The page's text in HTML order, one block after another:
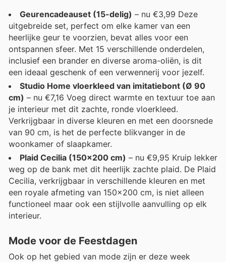
Geurencadeauset (15-delig) – nu €3,99 Deze
uitgebreide set, perfect om elke kamer van een
heerlijke geur te voorzien, bevat alles voor een
ontspannen sfeer. Met 15 verschillende onderdelen,
inclusief een brander en diverse aroma-oliën, is dit
een ideaal geschenk of een verwennerij voor jezelf.
Studio Home vloerkleed van imitatiebont (Ø 90
cm) – nu €7,16 Voeg direct warmte en textuur toe aan
je interieur met dit zachte, ronde vloerkleed.
Verkrijgbaar in diverse kleuren en met een doorsnede
van 90 cm, is het de perfecte blikvanger in de
woonkamer of slaapkamer.
Plaid Cecilia (150x200 cm) – nu €9,95 Kruip lekker
weg op de bank met dit heerlijk zachte plaid. De Plaid
Cecilia, verkrijgbaar in verschillende kleuren en met
een royale afmeting van 150x200 cm, is niet alleen
functioneel maar ook een stijlvolle aanvulling op elk
interieur.
Mode voor de Feestdagen
Ook op het gebied van mode zijn er deze week